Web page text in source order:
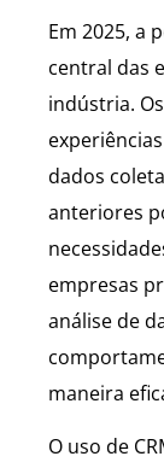
Em 2025, a
central das
indústria.
dados
anteriores
empresas
análise de
maneira
O uso de